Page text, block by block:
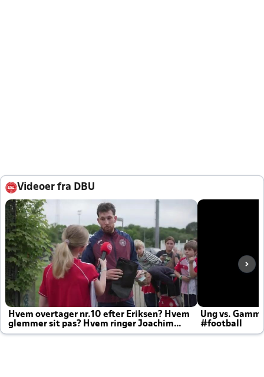
Videoer fra DBU
Hvem overtager nr.10 efter Eriksen? Hvem
glemmer sit pas? Hvem ringer Joachim
altid til efter kampe?
Ung vs.
#football